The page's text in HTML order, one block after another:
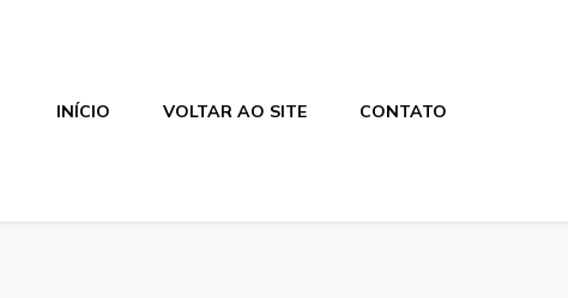
INÍCIO VOLTAR AO SITE CONTATO